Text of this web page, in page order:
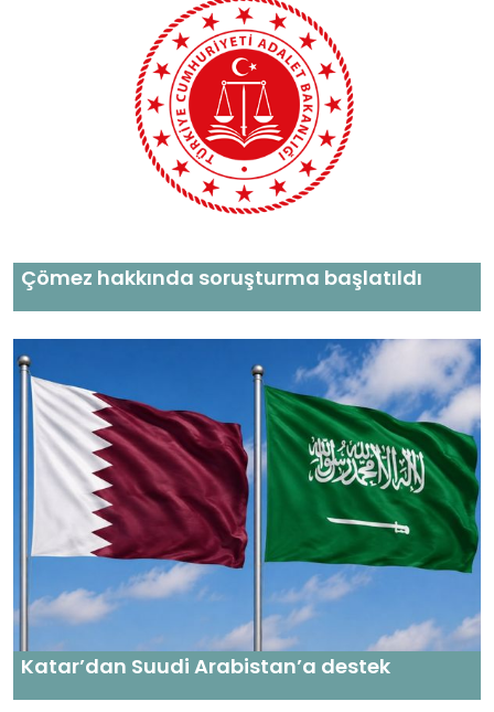
Çömez hakkında soruşturma başlatıldı
Katar’dan Suudi Arabistan’a destek